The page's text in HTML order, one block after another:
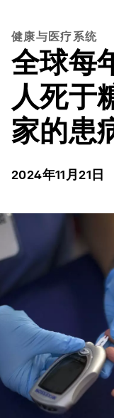
健康与医疗系统
全球每
人死于
家的患
2024年11月21日